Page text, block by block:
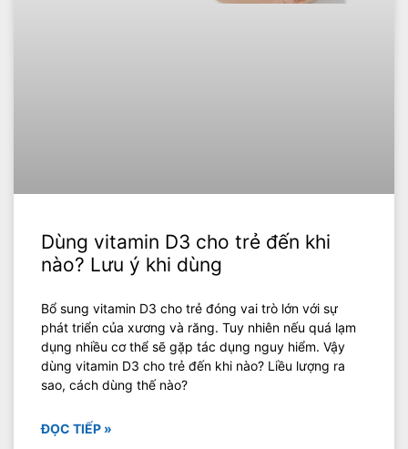
Dùng vitamin D3 cho trẻ đến khi
nào? Lưu ý khi dùng
Bổ sung vitamin D3 cho trẻ đóng vai trò lớn với sự
phát triển của xương và răng. Tuy nhiên nếu quá lạm
dụng nhiều cơ thể sẽ gặp tác dụng nguy hiểm. Vậy
dùng vitamin D3 cho trẻ đến khi nào? Liều lượng ra
sao, cách dùng thế nào?
ĐỌC TIẾP »